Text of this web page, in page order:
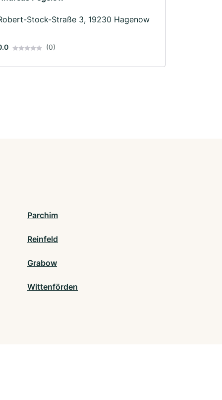
Stock-Straße 3, 19230 Hagenow
(0)
Parchim
Reinfeld
Grabow
Wittenförden